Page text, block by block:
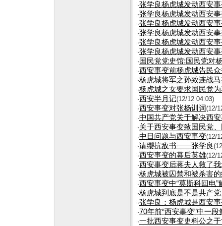
·张学良杨虎城发动西安
·张学良杨虎城发动西安
·张学良杨虎城发动西安
·张学良杨虎城发动西安
·张学良杨虎城发动西安
·张学良杨虎城发动西安
· 国民党党史馆:国民党对
·西安事变前杨虎城告民
·杨虎城将军之孙致连战
·杨虎城之女要求国民党
·西安半月记(12/12 04:03)
·西安事变对张杨训词(12/
·中国共产党关于解决西
·关于西安事变致国民党
·中日问题与西安事变(12/
·请缨抗敌书——张学良
·西安事变的幕后英雄(12/
·西安事变后蒋夫人救了
·杨虎城被囚禁和被杀害
·西安事变中“莫斯科回电”
·杨虎城到底是不是共产
·张学良：杨虎城是西安
·70年前“西安事变”中一
·一批西安事变史料公之